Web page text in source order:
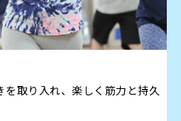
を取り入れ、楽しく筋力と持久